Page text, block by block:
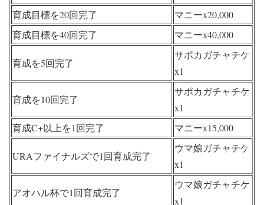
育成目標を20回完了
マニーx20,000
育成目標を40回完了
マニーx40,000
育成を5回完了
サポカガチャチケ
x1
育成を10回完了
サポカガチャチケ
x1
育成C+以上を1回完了
マニーx15,000
URAファイナルズで1回育成完了
ウマ娘ガチャチケ
x1
アオハル杯で1回育成完了
ウマ娘ガチャチケ
x1